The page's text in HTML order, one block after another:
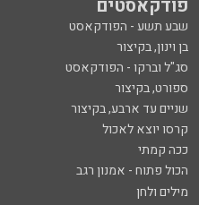
פודקאסטים
שבע תשע - הפודקאסט
בן וינון, בקיצור
סג"ל וברקו - הפודקאסט
ספורט, בקיצור
שניים עד ארבע, בקיצור
קרסו יוצא לאכול
ככה קמתי
הכול פתוח - אמנון רגב
מילים ולחן